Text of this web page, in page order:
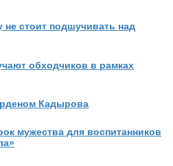
не стоит подшучивать над
обходчиков в рамках
Кадырова
мужества для воспитанников